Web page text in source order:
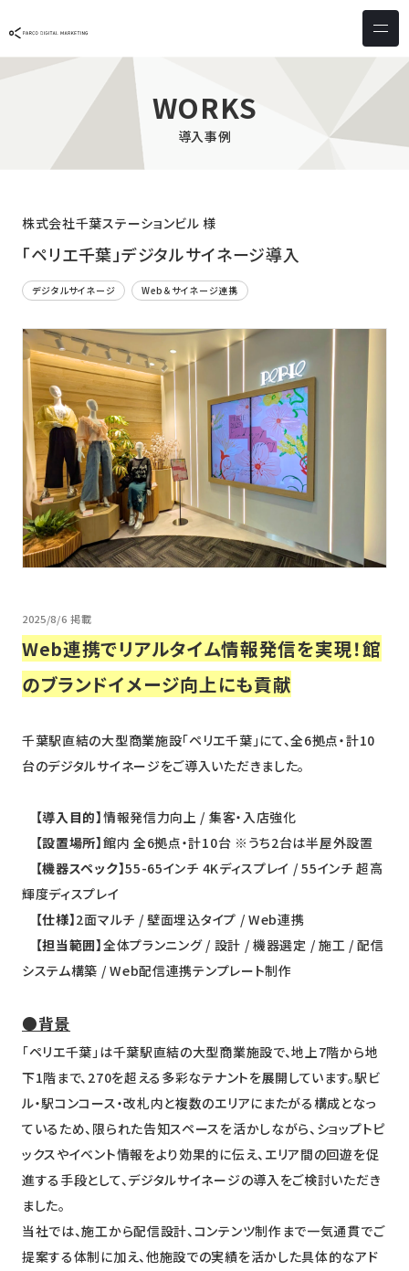
サービス & ソリューション
PICTONA
PDM XR
デジタルサイネージ
しふとん
ウェブアクセシビリティ
店頭
スキルアップ
導入事例
お客様の声
クライアント一覧
ニュース
採用情報
メンバー
会社情報
コーポレートメッセージ
資料ダウンロード お問い合わせ
WORKS
導入事例
株式会社千葉ステーションビル 様
「ペリエ千葉」デジタルサイネージ導入
デジタルサイネージ Web＆サイネージ連携
2025/8/6 掲載
Web連携でリアルタイム情報発信を実現！館
のブランドイメージ向上にも貢献
千葉駅直結の大型商業施設「ペリエ千葉」にて、全6拠点・計10
台のデジタルサイネージをご導入いただきました。
【導入目的】情報発信力向上 / 集客・入店強化
【設置場所】館内 全6拠点・計10台 ※うち2台は半屋外設置
【機器スペック】55-65インチ 4Kディスプレイ / 55インチ 超高
輝度ディスプレイ
【仕様】2面マルチ / 壁面埋込タイプ / Web連携
【担当範囲】全体プランニング / 設計 / 機器選定 / 施工 / 配信
システム構築 / Web配信連携テンプレート制作
●背景
「ペリエ千葉」は千葉駅直結の大型商業施設で、地上7階から地
下1階まで、270を超える多彩なテナントを展開しています。駅ビ
ル・駅コンコース・改札内と複数のエリアにまたがる構成となっ
ているため、限られた告知スペースを活かしながら、ショップトピ
ックスやイベント情報をより効果的に伝え、エリア間の回遊を促
進する手段として、デジタルサイネージの導入をご検討いただき
ました。
当社では、施工から配信設計、コンテンツ制作まで一気通貫でご
提案する体制に加え、他施設での実績を活かした具体的なアド